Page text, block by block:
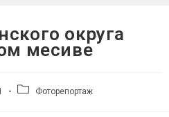
округа
месиве
РубрикаФоторепортаж